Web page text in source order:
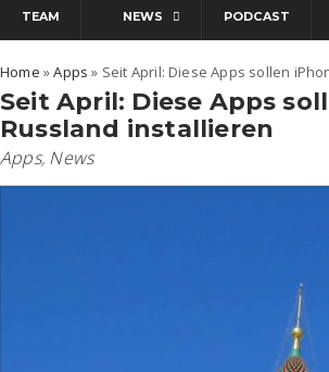
TEAM NEWS PODCAST
Home »Apps » Seit April: Diese Apps sollen
Seit April: Diese Apps
Russland installieren
Apps, News